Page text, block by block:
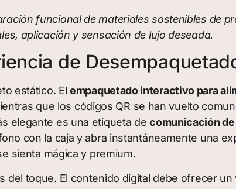
funcional de materiales sostenibles de
aplicación y sensación de lujo deseada.
de
estático. El empaquetado interactivo para
que los códigos QR se han vuelto
elegante es una etiqueta decomunicación
con la caja y abra instantáneamente una
sienta mágica y premium.
del toque. El contenido digital debe ofrecer